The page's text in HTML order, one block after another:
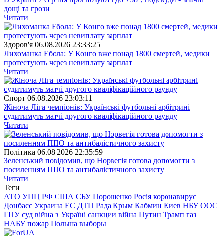
дощі та грози
Читати
Здоров'я 06.08.2026 23:33:25
Лихоманка Ебола: У Конго вже понад 1800 смертей, медики
протестують через невиплату зарплат
Читати
Спорт 06.08.2026 23:03:11
Жіноча Ліга чемпіонів: Українські футбольні арбітрині
судитимуть матчі другого кваліфікаційного раунду
Читати
Полiтика 06.08.2026 22:35:59
Зеленський повідомив, що Норвегія готова допомогти з
посиленням ППО та антибалістичного захисту
Читати
Теги
АТО УПЦ РФ США СБУ Порошенко Росія коронавирус
Донбасс Украина ЕС ДТП Рада Крым Кабмин Киев НБУ ООС
ГПУ суд війна в Україні санкции війна Путин Трамп газ
НАБУ пожар Польша выборы